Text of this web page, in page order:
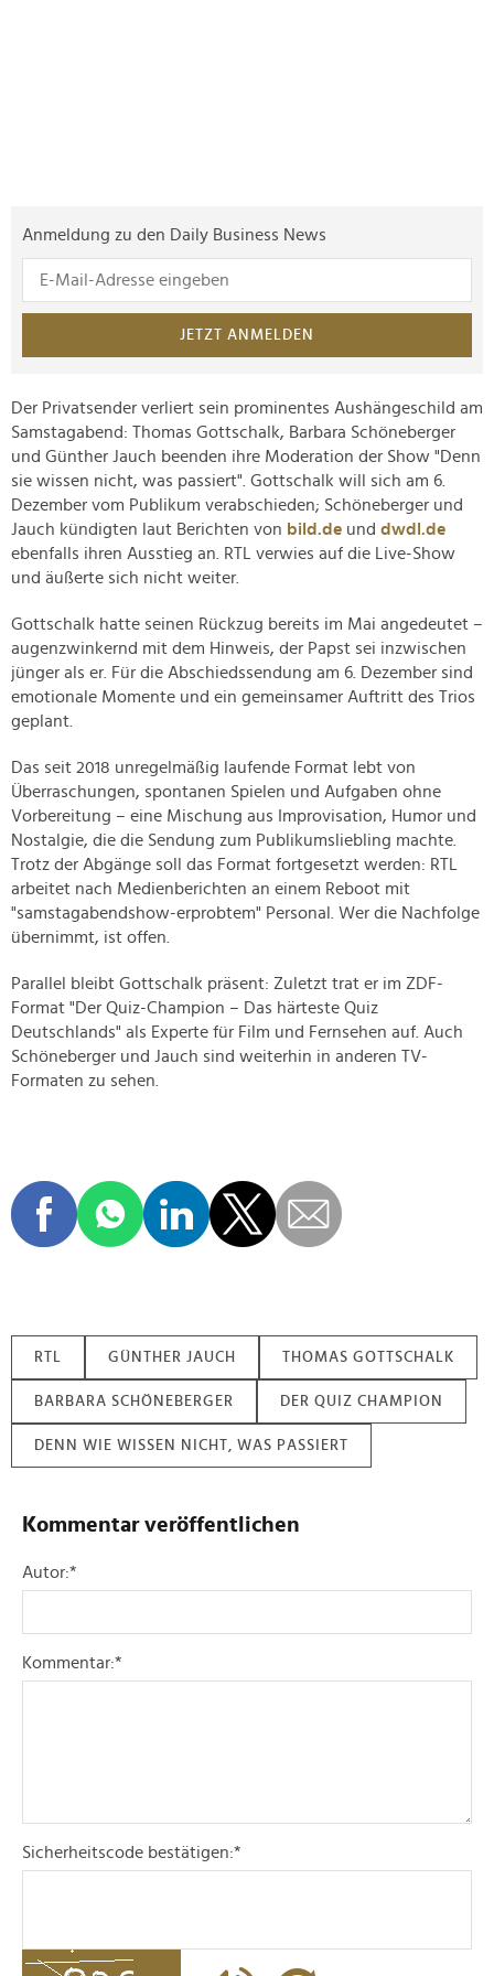
Anmeldung zu den Daily Business News
JETZT ANMELDEN
Der Privatsender verliert sein prominentes Aushängeschild am
Samstagabend: Thomas Gottschalk, Barbara Schöneberger
und Günther Jauch beenden ihre Moderation der Show "Denn
sie wissen nicht, was passiert". Gottschalk will sich am 6.
Dezember vom Publikum verabschieden; Schöneberger und
Jauch kündigten laut Berichten von bild.de und dwdl.de
ebenfalls ihren Ausstieg an. RTL verwies auf die Live-Show
und äußerte sich nicht weiter.
Gottschalk hatte seinen Rückzug bereits im Mai angedeutet –
augenzwinkernd mit dem Hinweis, der Papst sei inzwischen
jünger als er. Für die Abschiedssendung am 6. Dezember sind
emotionale Momente und ein gemeinsamer Auftritt des Trios
geplant.
Das seit 2018 unregelmäßig laufende Format lebt von
Überraschungen, spontanen Spielen und Aufgaben ohne
Vorbereitung – eine Mischung aus Improvisation, Humor und
Nostalgie, die die Sendung zum Publikumsliebling machte.
Trotz der Abgänge soll das Format fortgesetzt werden: RTL
arbeitet nach Medienberichten an einem Reboot mit
"samstagabendshow-erprobtem" Personal. Wer die Nachfolge
übernimmt, ist offen.
Parallel bleibt Gottschalk präsent: Zuletzt trat er im ZDF-
Format "Der Quiz-Champion – Das härteste Quiz
Deutschlands" als Experte für Film und Fernsehen auf. Auch
Schöneberger und Jauch sind weiterhin in anderen TV-
Formaten zu sehen.
RTL GÜNTHER JAUCH THOMAS GOTTSCHALK
BARBARA SCHÖNEBERGER DER QUIZ CHAMPION
DENN WIE WISSEN NICHT, WAS PASSIERT
Kommentar veröffentlichen
Autor:*
Kommentar:*
Sicherheitscode bestätigen:*